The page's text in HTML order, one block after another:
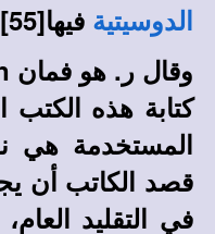
الدوسيتية فيها[55]
وقال ر. هو فمان
كتابة هذه الكتب
المستخدمة هي
قصد الكاتب أن
في التقليد